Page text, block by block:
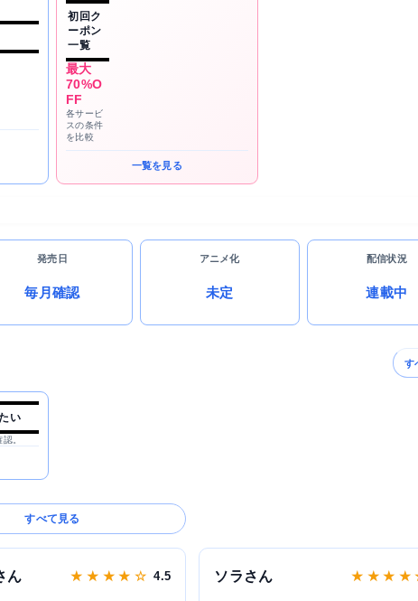
初回ク
ーポン
一覧
最大
70%O
FF
各サービ
スの条件
を比較
一覧を見る
発売日
毎月確認
アニメ化
未定
配信状況
連載中
す
い
。
すべて見る
ん ★ ★ ★ ★ ☆ 4.5 ソラさん ★ ★ ★ ★